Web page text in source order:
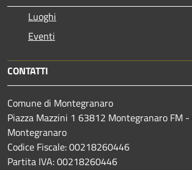
Luoghi
Eventi
CONTATTI
Comune di Montegranaro
Piazza Mazzini 1 63812 Montegranaro FM
Montegranaro
Codice Fiscale: 00218260446
Partita IVA: 00218260446